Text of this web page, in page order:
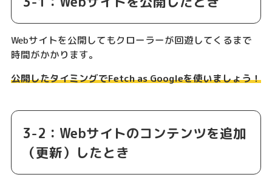
Webサイトを公開してもクローラーが回遊してくるまで
時間がかかります。
公開したタイミングでFetch as Googleを使いましょう！
3-2：Webサイトのコンテンツを追加
（更新）したとき